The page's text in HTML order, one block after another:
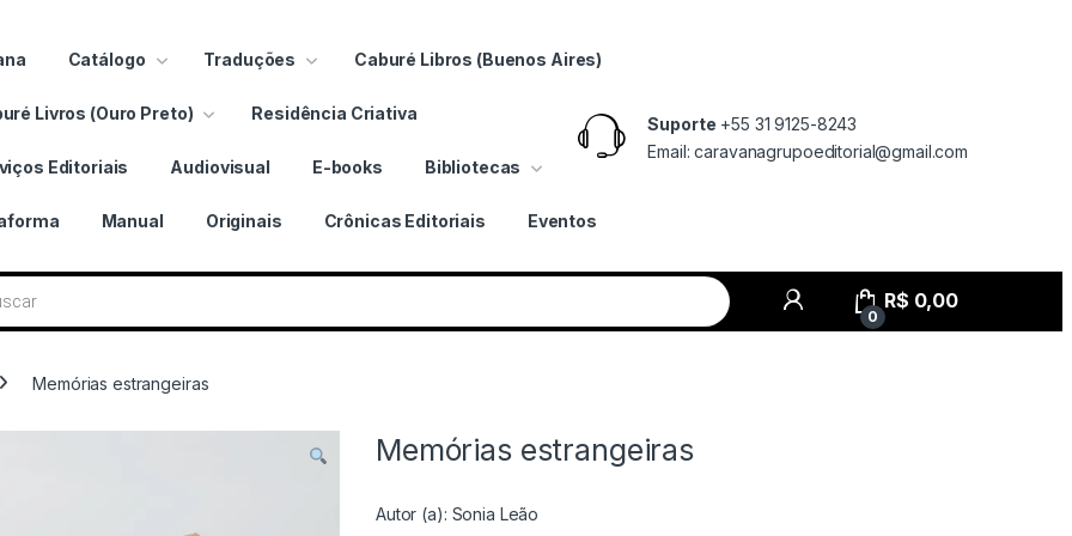
Catálogo Traduções Caburé Libros (Buenos Aires)
Livros (Ouro Preto) Residência Criativa
Editoriais Audiovisual E-books Bibliotecas
Manual Originais Crônicas Editoriais Eventos
Suporte +55 31 9125-8243
Email: caravanagrupoeditorial@gmail.com
livros
0
R$ 0,00
Memórias estrangeiras
Memórias estrangeiras
Autor (a): Sonia Leão